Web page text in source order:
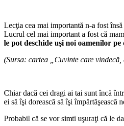
Lecţia cea mai importantă n-a fost
Lucrul cel mai important a fost că
le pot deschide uşi noi oa­menilor
(Sursa: cartea „Cuvinte care
Chiar dacă cei dragi ai tai sunt încă
ei să îşi dorească să îşi
Probabil că se vor simti uşuraţi că le